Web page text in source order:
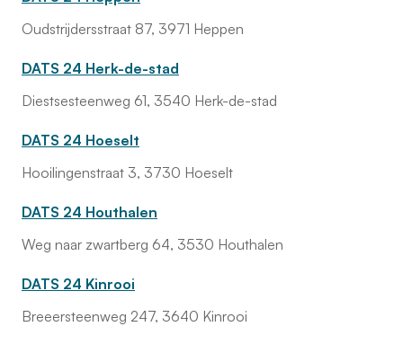
Oudstrijdersstraat 87, 3971 Heppen
DATS 24 Herk-de-stad
Diestsesteenweg 61, 3540 Herk-de-stad
DATS 24 Hoeselt
Hooilingenstraat 3, 3730 Hoeselt
DATS 24 Houthalen
Weg naar zwartberg 64, 3530 Houthalen
DATS 24 Kinrooi
Breeersteenweg 247, 3640 Kinrooi